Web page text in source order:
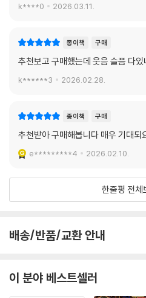
k****0 2026.03.11.
종이책 구매
추천보고 구매했는데 웃음 슬픔 다있
k******3 2026.02.28.
종이책 구매
추천받아 구매해봅니다 매우 기대되
e*********4 2026.02.10.
한줄평 전체
배송/반품/교환 안내
이 분야 베스트셀러